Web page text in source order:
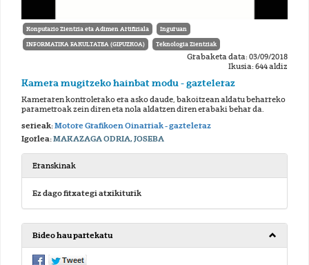
Konputazio Zientzia eta Adimen Artifiziala Inguruan
INFORMATIKA FAKULTATEA (GIPUZKOA) Teknologia Zientziak
Grabaketa data: 03/09/2018
Ikusia: 644 aldiz
Kamera mugitzeko hainbat modu - gazteleraz
Kameraren kontrolerako era asko daude, bakoitzean aldatu beharreko
parametroak zein diren eta nola aldatzen diren erabaki behar da.
serieak:Motore Grafikoen Oinarriak - gazteleraz
Igorlea:MAKAZAGA ODRIA, JOSEBA
Eranskinak
Ez dago fitxategi atxikiturik
Bideo hau partekatu